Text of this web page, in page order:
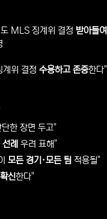
MLS 징계위 결정 받아들여
위 결정 수용하고 존중한다"
단한 장면 두고"
례 우려 표해"
모든 경기·모든 팀 적용될"
신한다"